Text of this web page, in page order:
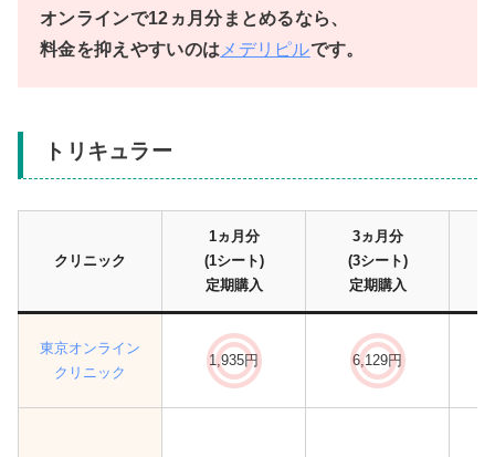
オンラインで12ヵ月分まとめるなら、
料金を抑えやすいのは メデリピルです。
トリキュラー
クリニック
1ヵ月分
(1シート)
定期購入
3ヵ月分
(3シート)
定期購入
東京オンライン
クリニック
1,935円 6,129円